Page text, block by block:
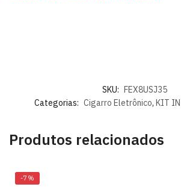
SKU: FEX8USJ35
Categorias: Cigarro Eletrônico, KIT
Produtos relacionados
-7%